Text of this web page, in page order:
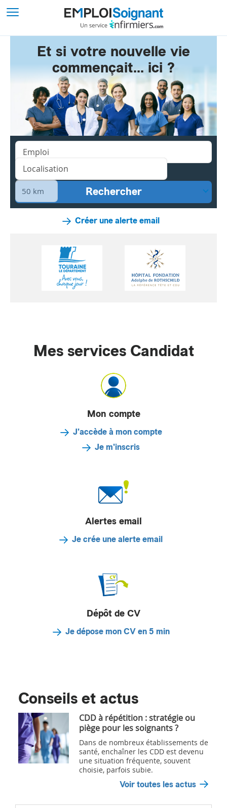
Et si votre nouvelle vie
commençait... ici ?
Créer une alerte email
Mes services Candidat
Mon compte
J'accède à mon compte
Je m'inscris
Alertes email
Je crée une alerte email
Dépôt de CV
Je dépose mon CV en 5 min
Conseils et actus
CDD à répétition : stratégie ou
piège pour les soignants ?
Dans de nombreux établissements de
santé, enchaîner les CDD est devenu
une situation fréquente, souvent
choisie, parfois subie.
Voir toutes les actus